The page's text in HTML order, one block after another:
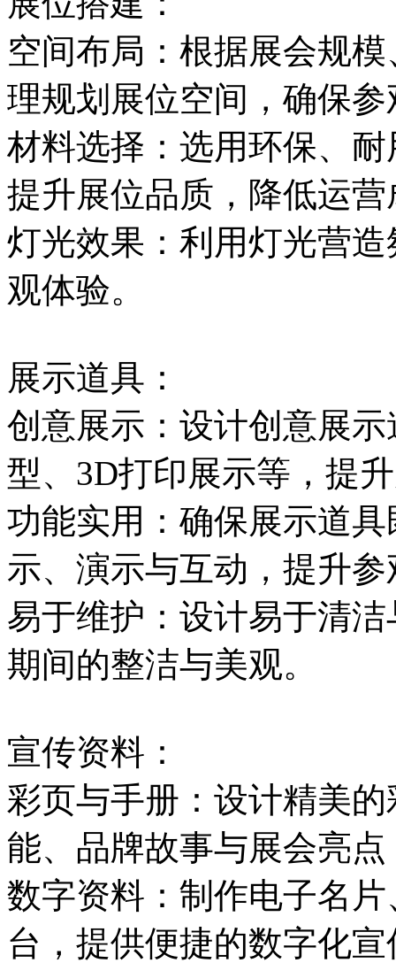
空间布局：根据展会规
理规划展位空间，确保
材料选择：选用环保、
提升展位品质，降低运营
灯光效果：利用灯光营
观体验。
展示道具：
创意展示：设计创意展
型、3D打印展示等，提
功能实用：确保展示道
示、演示与互动，提升
易于维护：设计易于清
期间的整洁与美观。
宣传资料：
彩页与手册：设计精美
能、品牌故事与展会亮
数字资料：制作电子名
台，提供便捷的数字化